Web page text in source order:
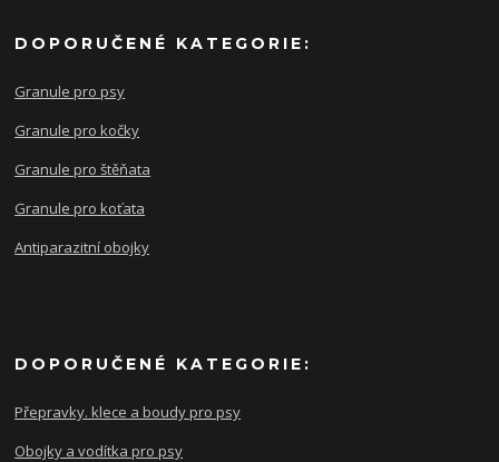
DOPORUČENÉ KATEGORIE:
Granule pro psy
Granule pro kočky
Granule pro štěňata
Granule pro koťata
Antiparazitní obojky
DOPORUČENÉ KATEGORIE:
Přepravky. klece a boudy pro psy
Obojky a vodítka pro psy